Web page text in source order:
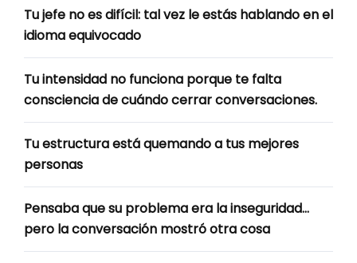
Tu jefe no es difícil: tal vez le estás hablando en el
idioma equivocado
Tu intensidad no funciona porque te falta
consciencia de cuándo cerrar conversaciones.
Tu estructura está quemando a tus mejores
personas
Pensaba que su problema era la inseguridad…
pero la conversación mostró otra cosa